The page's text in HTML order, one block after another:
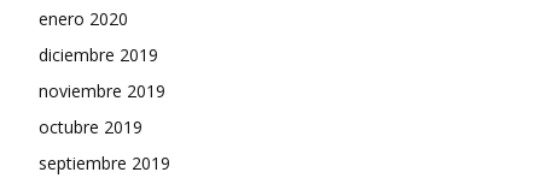
enero 2020
diciembre 2019
noviembre 2019
octubre 2019
septiembre 2019